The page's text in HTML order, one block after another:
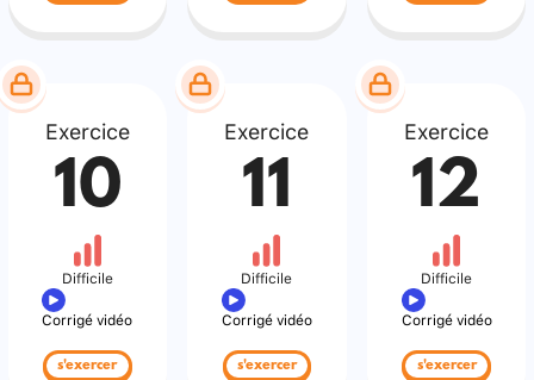
Exercice
10
Difficile
Corrigé vidéo
s'exercer
Exercice
11
Difficile
Corrigé vidéo
s'exercer
Exercice
12
Difficile
Corrigé vidéo
s'exercer